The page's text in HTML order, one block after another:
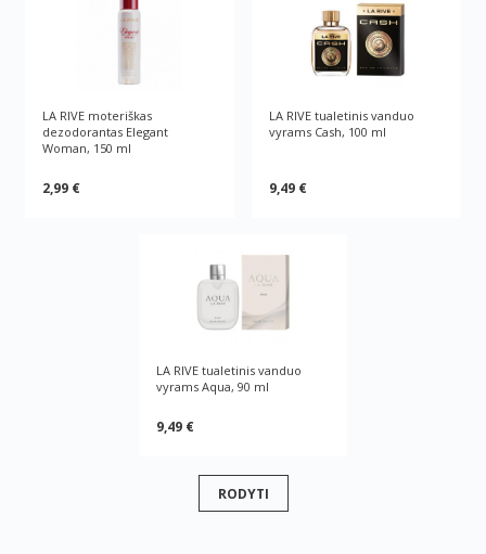
LA RIVE moteriškas
dezodorantas Elegant
Woman, 150 ml
2,99 €
LA RIVE tualetinis vanduo
vyrams Cash, 100 ml
9,49 €
LA RIVE tualetinis vanduo
vyrams Aqua, 90 ml
9,49 €
RODYTI